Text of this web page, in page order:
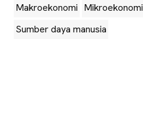
Makroekonomi Mikroekonomi
Sumber daya manusia